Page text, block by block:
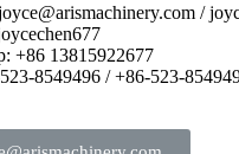
/
+86 13815922677
8549496 / +86-523-